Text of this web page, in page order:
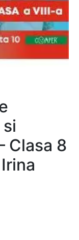
Clasa 8